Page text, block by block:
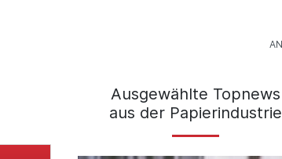
Ausgewählte Topnews
aus der Papierindustrie